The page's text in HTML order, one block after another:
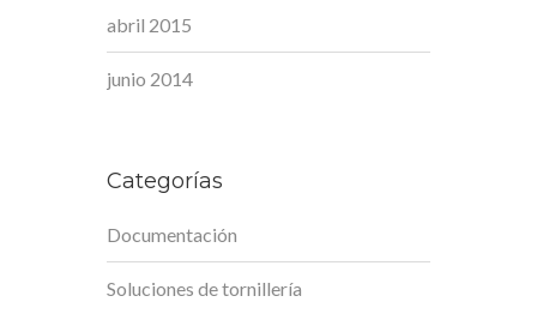
abril 2015
junio 2014
Categorías
Documentación
Soluciones de tornillería